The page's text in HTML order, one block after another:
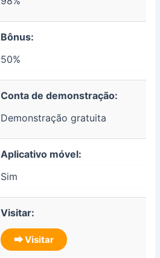
Bônus:
50%
Conta de demonstração:
Demonstração gratuita
Aplicativo móvel:
Sim
Visitar:
⮕ Visitar